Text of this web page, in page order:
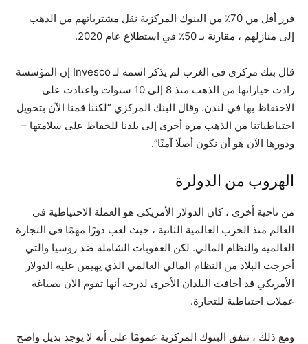
قرر أقل من 70٪ من البنوك المركزية نقل مشترياتهم من الذهب
إلى منازلهم ، مقارنة بـ 50٪ في استطلاع عام 2020.
قال بنك مركزي في الغرب لم يذكر اسمه لـ Invesco إن المؤسسة
زادت حيازاتها من الذهب منذ 8 إلى 10 سنوات واعتادت على
الاحتفاظ بها في لندن. وقال البنك المركزي “لكننا قمنا الآن بتحويل
احتياطياتنا من الذهب مرة أخرى إلى بلدنا للحفاظ على سلامتها –
ودورها الآن هو أن نكون أصلًا آمنًا”.
الهروب من الدولرة
من ناحية أخرى ، كان الدولار الأمريكي هو العملة الاحتياطية في
العالم منذ الحرب العالمية الثانية ، حيث لعب دورًا مهمًا في التجارة
العالمية والنظام المالي. لكن العقوبات الشاملة ضد روسيا والتي
أخرجت البلاد من النظام المالي العالمي الذي يهيمن عليه الدولار
الأمريكي قد أخافت البلدان الأخرى لدرجة أنها تقوم الآن بصياغة
عملات احتياطية للتجارة.
ومع ذلك ، تتفق البنوك المركزية عمومًا على أنه لا يوجد بديل واضح